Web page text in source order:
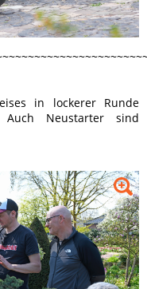
in lockerer Runde
Auch Neustarter sind